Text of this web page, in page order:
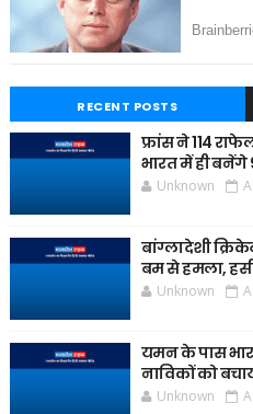
RECENT POSTS
फ्रांस ने 114
भारत में ही बनेंगे
Unknown
बांग्लादेशी
बम से हमला,
Unknown
यमन के पास
नाविकों को
Unknown